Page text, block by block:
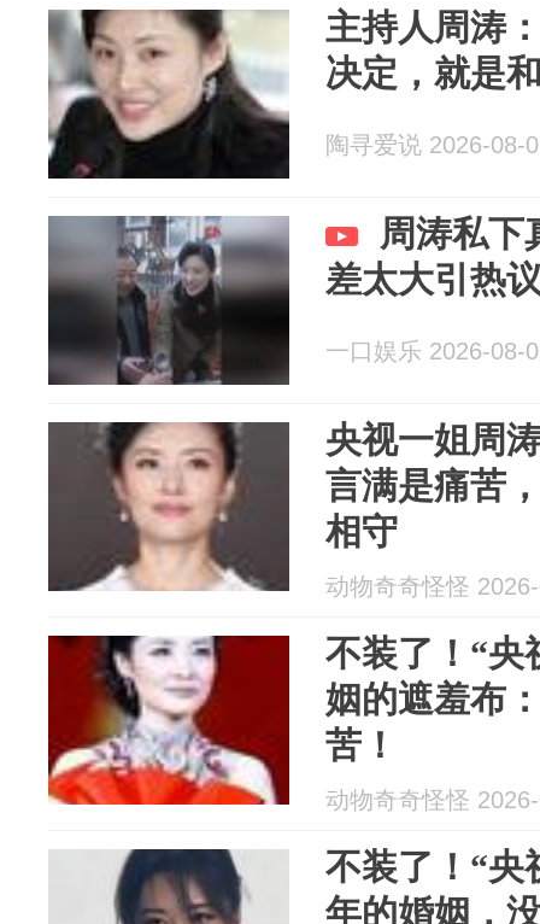
主持人周涛
决定，就是
陶寻爱说 2026-08-
周涛私下
差太大引热
一口娱乐 2026-08-
央视一姐周
言满是痛苦
相守
动物奇奇怪怪
不装了！“央
姻的遮羞布
苦！
动物奇奇怪怪
不装了！“央
年的婚姻，